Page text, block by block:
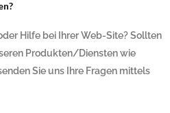
Hilfe bei Ihrer Web-Site? Sollten
Produkten/Diensten wie
Sie uns Ihre Fragen mittels